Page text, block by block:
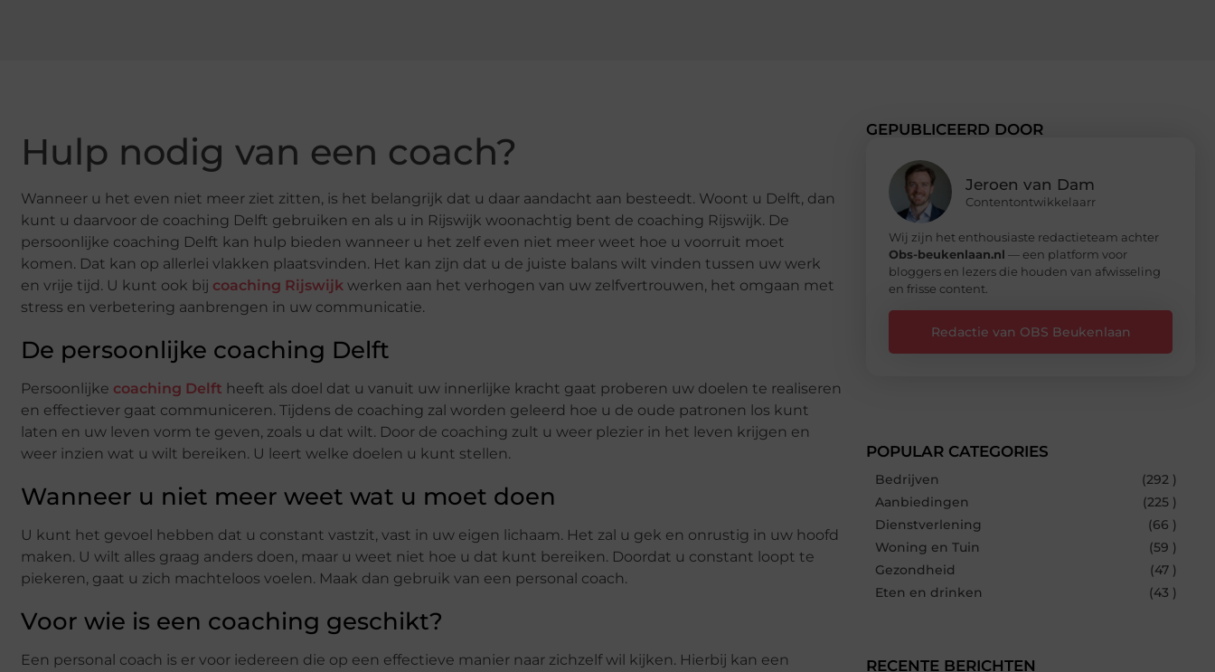
Hulp nodig van een coach?
Wanneer u het even niet meer ziet zitten, is het belangrijk dat u daar aandacht aan besteedt. Woont u Delft, dan
kunt u daarvoor de coaching Delft gebruiken en als u in Rijswijk woonachtig bent de coaching Rijswijk. De
persoonlijke coaching Delft kan hulp bieden wanneer u het zelf even niet meer weet hoe u voorruit moet
komen. Dat kan op allerlei vlakken plaatsvinden. Het kan zijn dat u de juiste balans wilt vinden tussen uw werk
en vrije tijd. U kunt ook bij coaching Rijswijk werken aan het verhogen van uw zelfvertrouwen, het omgaan met
stress en verbetering aanbrengen in uw communicatie.
De persoonlijke coaching Delft
Persoonlijke coaching Delft heeft als doel dat u vanuit uw innerlijke kracht gaat proberen uw doelen te realiseren
en effectiever gaat communiceren. Tijdens de coaching zal worden geleerd hoe u de oude patronen los kunt
laten en uw leven vorm te geven, zoals u dat wilt. Door de coaching zult u weer plezier in het leven krijgen en
weer inzien wat u wilt bereiken. U leert welke doelen u kunt stellen.
Wanneer u niet meer weet wat u moet doen
U kunt het gevoel hebben dat u constant vastzit, vast in uw eigen lichaam. Het zal u gek en onrustig in uw hoofd
maken. U wilt alles graag anders doen, maar u weet niet hoe u dat kunt bereiken. Doordat u constant loopt te
piekeren, gaat u zich machteloos voelen. Maak dan gebruik van een personal coach.
Voor wie is een coaching geschikt?
Een personal coach is er voor iedereen die op een effectieve manier naar zichzelf wil kijken. Hierbij kan een
GEPUBLICEERD DOOR
Jeroen van Dam
Contentontwikkelaarr
Wij zijn het enthousiaste redactieteam achter
Obs-beukenlaan.nl — een platform voor
bloggers en lezers die houden van afwisseling
en frisse content.
Redactie van OBS Beukenlaan
POPULAR CATEGORIES
Bedrijven
(292 )
Aanbiedingen
(225 )
Dienstverlening
(66 )
Woning en Tuin
(59 )
Gezondheid
(47 )
Eten en drinken
(43 )
RECENTE BERICHTEN